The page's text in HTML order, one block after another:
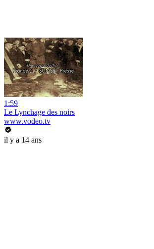
1:59
Le Lynchage des noirs
www.vodeo.tv
il y a 14 ans